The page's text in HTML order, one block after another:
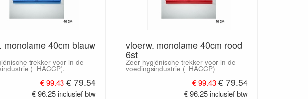
monolame 40cm blauw
trekker voor in de
(=HACCP).
€ 99.43 € 79.54
€ 96.25 inclusief btw
vloerw. monolame 40cm rood
6st
Zeer hygiënische trekker voor in de
voedingsindustrie (=HACCP).
€ 99.43 € 79.54
€ 96.25 inclusief btw